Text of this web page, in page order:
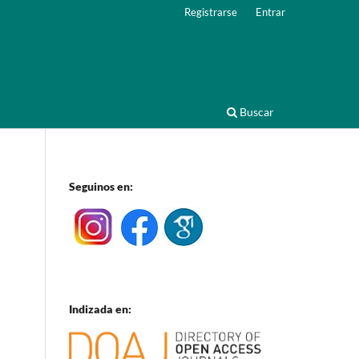
Buscar
Registrarse Entrar
Seguinos en:
Indizada en: